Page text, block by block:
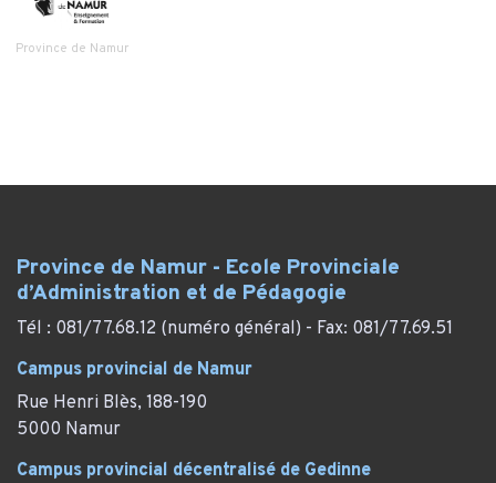
Province de Namur
Province de Namur - Ecole Provinciale
d’Administration et de Pédagogie
Tél : 081/77.68.12 (numéro général) - Fax: 081/77.69.51
Campus provincial de Namur
Rue Henri Blès, 188-190
5000 Namur
Campus provincial décentralisé de Gedinne